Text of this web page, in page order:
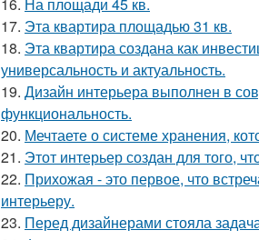
17. Эта квартира площадью 31 кв.
18. Эта квартира создана как
универсальность и актуальность.
19. Дизайн интерьера выполнен в
функциональность.
20. Мечтаете о системе хранения,
21. Этот интерьер создан для того,
22. Прихожая - это первое, что
интерьеру.
23. Перед дизайнерами стояла